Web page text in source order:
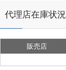
代理店在庫状況
販売店